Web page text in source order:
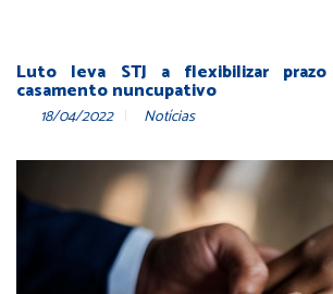
Luto leva STJ a flexibilizar prazo
casamento nuncupativo
18/04/2022 Notícias